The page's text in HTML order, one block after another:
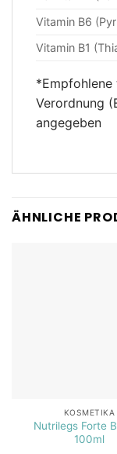
Vitamin B6
Vitamin B1
*Empfohlene
Verordnung
angegeben
ÄHNLICHE
KOSMETIKA
Nutrilegs Forte
100ml